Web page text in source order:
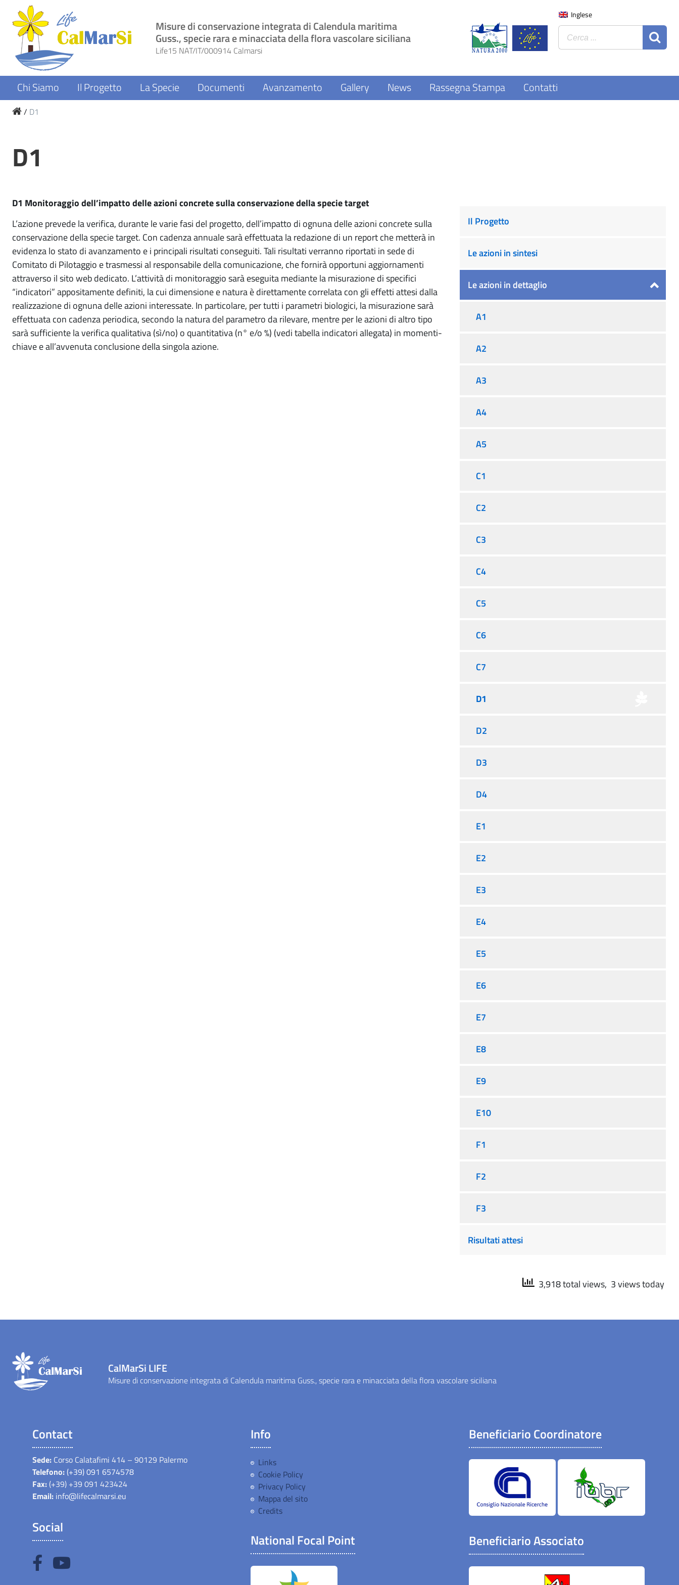
Inglese
Misure di conservazione integrata di Calendula maritima
Guss., specie rara e minacciata della flora vascolare siciliana
Life15 NAT/IT/000914 Calmarsi
content
Chi Siamo Il Progetto La Specie Documenti Avanzamento Gallery News Rassegna Stampa Contatti
/ D1
D1
D1 Monitoraggio dell’impatto delle azioni concrete sulla conservazione della specie target
L’azione prevede la verifica, durante le varie fasi del progetto, dell’impatto di ognuna delle azioni concrete sulla
conservazione della specie target. Con cadenza annuale sarà effettuata la redazione di un report che metterà in
evidenza lo stato di avanzamento e i principali risultati conseguiti. Tali risultati verranno riportati in sede di
Comitato di Pilotaggio e trasmessi al responsabile della comunicazione, che fornirà opportuni aggiornamenti
attraverso il sito web dedicato. L’attività di monitoraggio sarà eseguita mediante la misurazione di specifici
“indicatori” appositamente definiti, la cui dimensione e natura è direttamente correlata con gli effetti attesi dalla
realizzazione di ognuna delle azioni interessate. In particolare, per tutti i parametri biologici, la misurazione sarà
effettuata con cadenza periodica, secondo la natura del parametro da rilevare, mentre per le azioni di altro tipo
sarà sufficiente la verifica qualitativa (sì/no) o quantitativa (n° e/o %) (vedi tabella indicatori allegata) in momenti-
chiave e all’avvenuta conclusione della singola azione.
Il Progetto
Le azioni in sintesi
Le azioni in dettaglio
A1
A2
A3
A4
A5
C1
C2
C3
C4
C5
C6
C7
D1
D2
D3
D4
E1
E2
E3
E4
E5
E6
E7
E8
E9
E10
F1
F2
F3
Risultati attesi
3,918 total views, 3 views today
CalMarSi LIFE
Misure di conservazione integrata di Calendula maritima Guss., specie rara e minacciata della flora vascolare siciliana
Contact
Sede: Corso Calatafimi 414 – 90129 Palermo
Telefono:(+39) 091 6574578
Fax:(+39) +39 091 423424
Email: info@lifecalmarsi.eu
Social
Info
Links
Cookie Policy
Privacy Policy
Mappa del sito
Credits
National Focal Point
Beneficiario Coordinatore
Beneficiario Associato